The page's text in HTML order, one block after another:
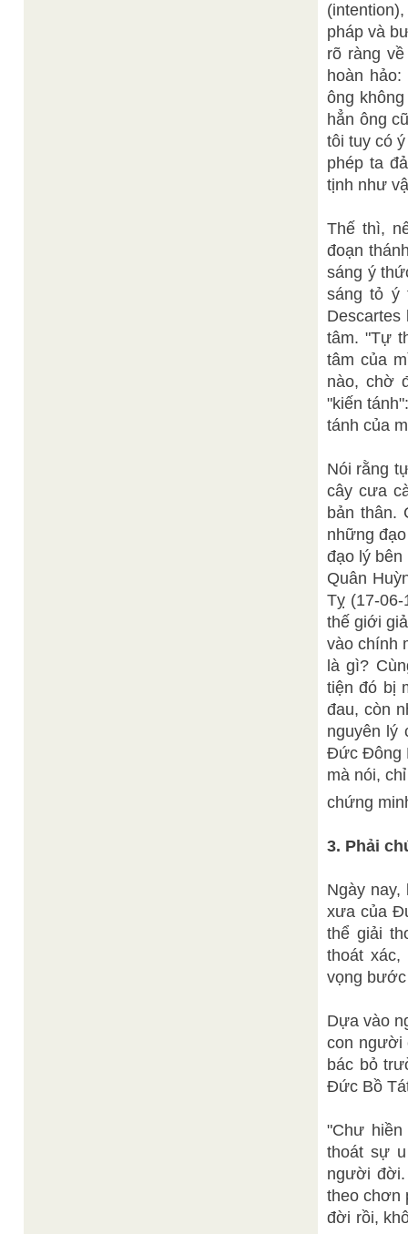
pháp và
rõ ràng
hoàn
ông
hẳn ông
tôi tuy có
phép ta
tịnh như
Thế thì,
đoạn
sáng ý
sáng tỏ ý
tâm. "Tự
tâm của
nào, chờ
"kiến
tánh của
Nói rằng
cây cưa
bản thân.
những
đạo lý
Quân
Tỵ (17-
thế giới
vào chính
là gì?
tiện đó bị
đau, còn
nguyên lý
Đức Đông
mà nói,
chứng
3. Phải
Ngày
xưa của
thể giải
thoát
vọng
Dựa vào
con người
bác bỏ
Đức Bồ
"Chư
thoát sự
người
theo chơn
đời rồi,